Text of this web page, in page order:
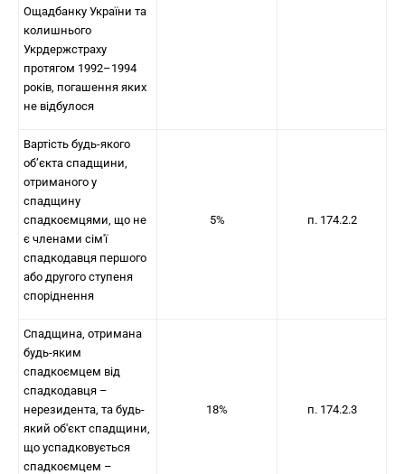
Ощадбанку України та
колишнього
Укрдержстраху
протягом 1992–1994
років, погашення яких
не відбулося
Вартість будь-якого
об’єкта спадщини,
отриманого у
спадщину
спадкоємцями, що не
є членами сім'ї
спадкодавця першого
або другого ступеня
споріднення
5% п. 174.2.2
Спадщина, отримана
будь-яким
спадкоємцем від
спадкодавця –
нерезидента, та будь-
який об'єкт спадщини,
що успадковується
спадкоємцем –
18% п. 174.2.3